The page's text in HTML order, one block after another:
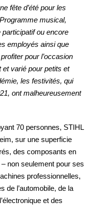
fête d’été pour les
musical,
ou encore
employés ainsi que
pour l’occasion
et varié pour petits et
les festivités, qui
ont malheureusement
70 personnes, STIHL
sur une superficie
des composants en
non seulement pour ses
professionnelles,
de l’automobile, de la
et des